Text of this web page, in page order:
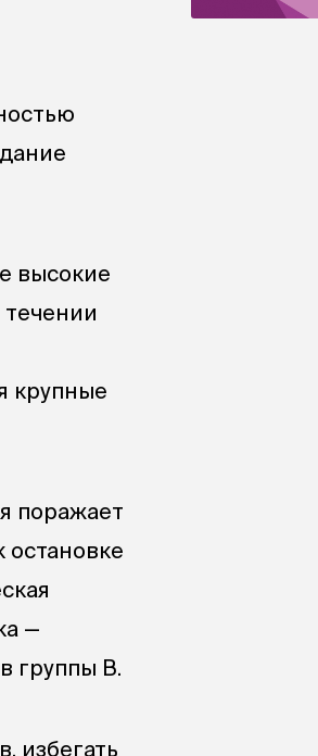
высокие
крупные
поражает
—
группы B.
избегать